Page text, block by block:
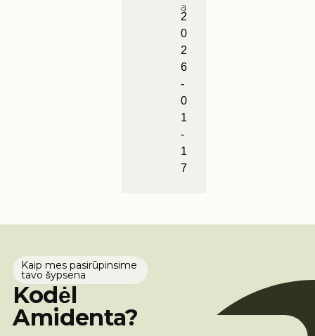
ą
2
0
2
6
-
0
1
-
1
7
Kaip mes pasirūpinsime
tavo šypsena
Kodėl
Amidenta?